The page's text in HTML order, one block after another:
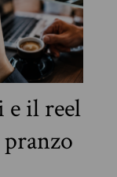
e il reel